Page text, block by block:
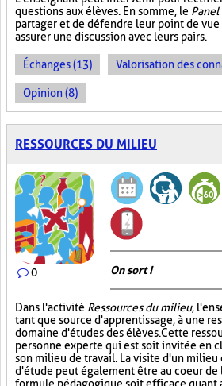
questions aux élèves. En somme, le Panel
partager et de défendre leur point de vue
assurer une discussion avec leurs pairs.
Échanges (13) Valorisation des
Opinion (8)
RESSOURCES DU MILIEU
0 On sort !
Dans l'activité Ressources du milieu,
tant que source d'apprentissage, à une
domaine d'études des élèves. Cette
personne experte qui est soit invitée en
son milieu de travail. La visite d'un milieu
d'étude peut également être au coeur